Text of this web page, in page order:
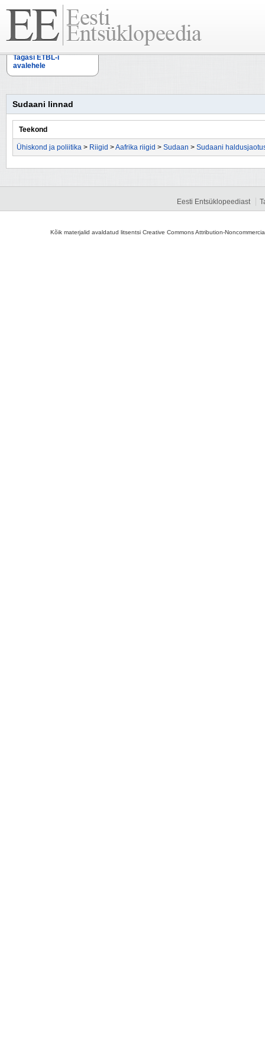
Tagasi ETBL-i
avalehele
Sudaani linnad
Teekond
Ühiskond ja poliitika > Riigid >Aafrika riigid > Sudaan > Sudaani
Eesti Entsüklopeediast
Kõik materjalid avaldatud litsentsi Creative Commons Attribution-